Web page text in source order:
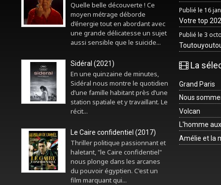
Quelle belle découverte ! Ce
moyen métrage déborde
d’énergie tout en abordant avec
une grande délicatesse un sujet
aussi sensible que le suicide...
Sidéral (2021)
En une quinzaine de minutes,
Sidéral nous montre le quotidien
d’une famille habitant près d’une
station spatiale et y travaillant. Le
récit...
Le Caire confidentiel (2017)
Thriller politique passionnant et
haletant, "le Caire confidentiel"
nous plonge dans les arcanes
du pouvoir égyptien. C'est un
film marquant qui...
Publié le 16
Votre top
Publié le 3
La
Grand Paris
Nous
Volcan
L'homme
Amélie et la